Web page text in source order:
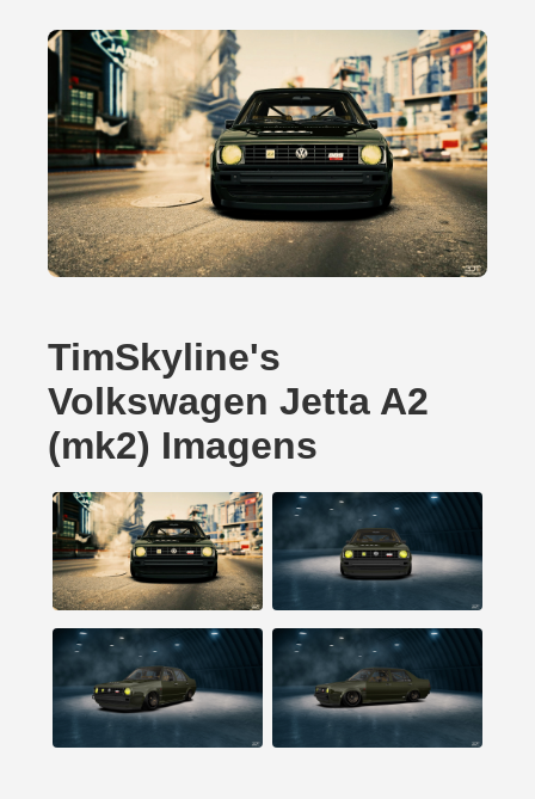
TimSkyline's
Volkswagen Jetta A2
(mk2) Imagens